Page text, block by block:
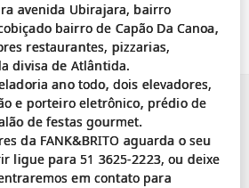
avenida Ubirajara, bairro
bairro de Capão Da Canoa,
restaurantes, pizzarias,
divisa de Atlântida.
ano todo, dois elevadores,
e porteiro eletrônico, prédio de
de festas gourmet.
da FANK&BRITO aguarda o seu
ligue para 51 3625-2223, ou deixe
em contato para